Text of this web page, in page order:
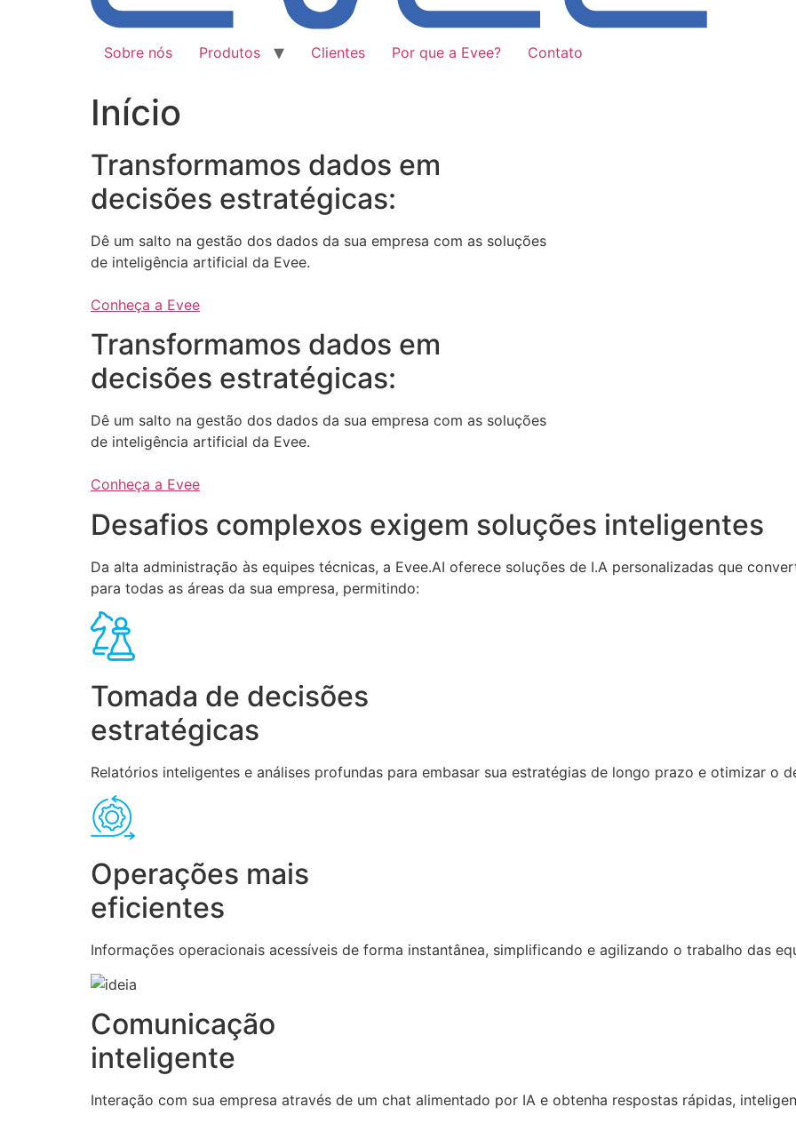
Sobre nós Produtos Clientes Por que a Evee? Contato
Início
Transformamos dados em
decisões estratégicas:
Dê um salto na gestão dos dados da sua empresa com as soluções
de inteligência artificial da Evee.
Conheça a Evee
Transformamos dados em
decisões estratégicas:
Dê um salto na gestão dos dados da sua empresa com as soluções
de inteligência artificial da Evee.
Conheça a Evee
Desafios complexos exigem soluções inteligentes
Da alta administração às equipes técnicas, a Evee.AI oferece soluções de I.A personalizadas que
para todas as áreas da sua empresa, permitindo:
Tomada de decisões
estratégicas
Relatórios inteligentes e análises profundas para embasar sua estratégias de longo prazo e otimizar o
Operações mais
eficientes
Informações operacionais acessíveis de forma instantânea, simplificando e agilizando o trabalho das
Comunicação
inteligente
Interação com sua empresa através de um chat alimentado por IA e obtenha respostas rápidas,